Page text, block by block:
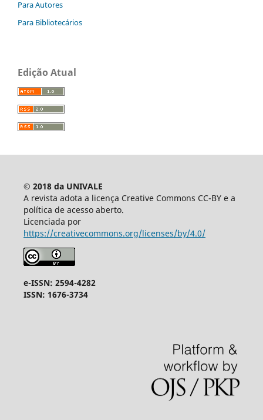
Para Autores
Para Bibliotecários
Edição Atual
© 2018 da UNIVALE
A revista adota a licença Creative Commons CC-BY e a
política de acesso aberto.
Licenciada por
https://creativecommons.org/licenses/by/4.0/
e-ISSN: 2594-4282
ISSN: 1676-3734